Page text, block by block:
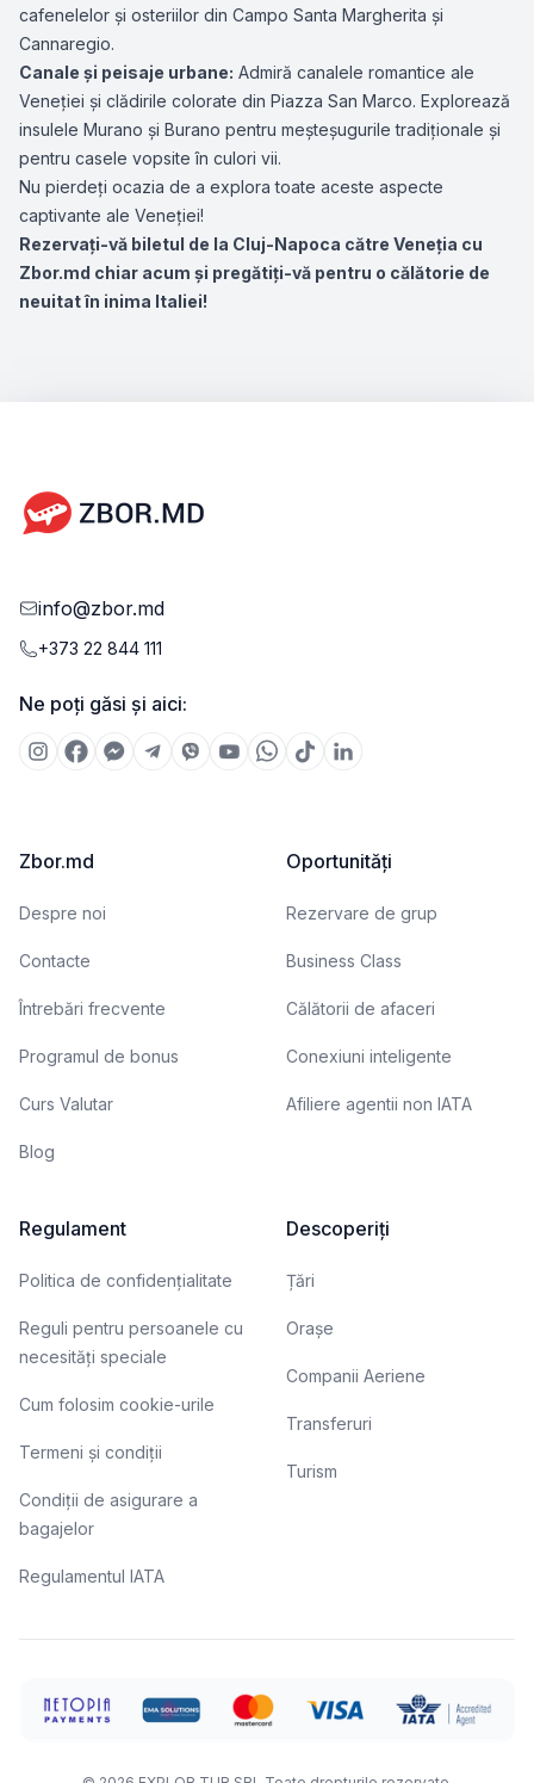
cafenelelor și osteriilor din Campo Santa Margherita și
Cannaregio.
Canale și peisaje urbane: Admiră canalele romantice ale
Veneției și clădirile colorate din Piazza San Marco. Explorează
insulele Murano și Burano pentru meșteșugurile tradiționale și
pentru casele vopsite în culori vii.
Nu pierdeți ocazia de a explora toate aceste aspecte
captivante ale Veneției!
Rezervați-vă biletul de la Cluj-Napoca către Veneția cu
Zbor.md chiar acum și pregătiți-vă pentru o călătorie de
neuitat în inima Italiei!
info@zbor.md
+373 22 844 111
Ne poți găsi și aici:
Zbor.md
Despre noi
Contacte
Întrebări frecvente
Programul de bonus
Curs Valutar
Blog
Oportunități
Rezervare de grup
Business Class
Călătorii de afaceri
Conexiuni inteligente
Afiliere agentii non IATA
Regulament
Politica de confidențialitate
Reguli pentru persoanele cu
necesități speciale
Cum folosim cookie-urile
Termeni și condiții
Condiții de asigurare a
bagajelor
Regulamentul IATA
Descoperiți
Țări
Orașe
Companii Aeriene
Transferuri
Turism